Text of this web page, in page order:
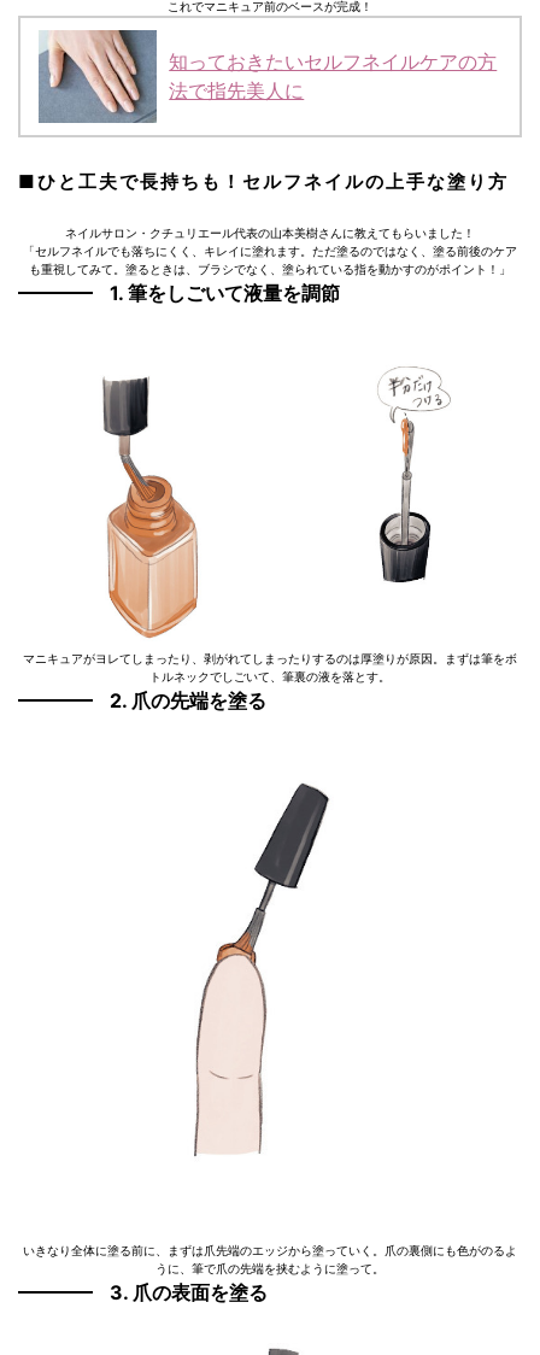
これでマニキュア前のベースが完成！
知っておきたいセルフネイルケアの方
法で指先美人に
■ひと工夫で長持ちも！セルフネイルの上手な塗り方
ネイルサロン・クチュリエール代表の山本美樹さんに教えてもらいました！
「セルフネイルでも落ちにくく、キレイに塗れます。ただ塗るのではなく、塗る前後のケア
も重視してみて。塗るときは、ブラシでなく、塗られている指を動かすのがポイント！」
1. 筆をしごいて液量を調節
マニキュアがヨレてしまったり、剥がれてしまったりするのは厚塗りが原因。まずは筆をボ
トルネックでしごいて、筆裏の液を落とす。
2. 爪の先端を塗る
いきなり全体に塗る前に、まずは爪先端のエッジから塗っていく。爪の裏側にも色がのるよ
うに、筆で爪の先端を挟むように塗って。
3. 爪の表面を塗る